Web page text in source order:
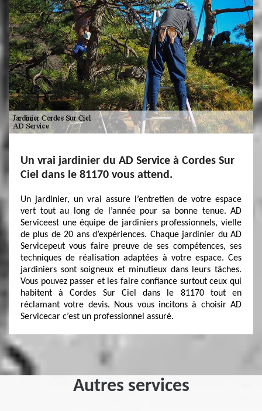
Un vrai jardinier du AD Service à Cordes Sur
Ciel dans le 81170 vous attend.
Un jardinier, un vrai assure l’entretien de votre espace
vert tout au long de l’année pour sa bonne tenue. AD
Serviceest une équipe de jardiniers professionnels, vielle
de plus de 20 ans d’expériences. Chaque jardinier du AD
Servicepeut vous faire preuve de ses compétences, ses
techniques de réalisation adaptées à votre espace. Ces
jardiniers sont soigneux et minutieux dans leurs tâches.
Vous pouvez passer et les faire confiance surtout ceux qui
habitent à Cordes Sur Ciel dans le 81170 tout en
réclamant votre devis. Nous vous incitons à choisir AD
Servicecar c’est un professionnel assuré.
Autres services